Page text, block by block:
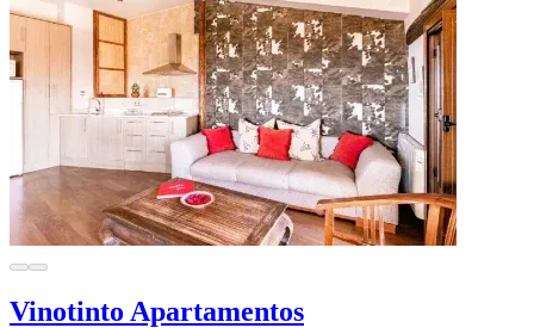
Vinotinto Apartamentos